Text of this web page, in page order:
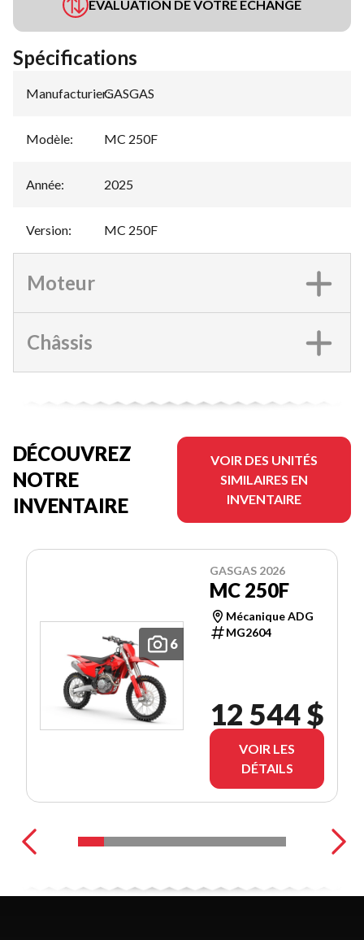
ÉVALUATION DE VOTRE ÉCHANGE
Spécifications
Manufacturier:
GASGAS
Modèle: MC 250F
Année: 2025
Version: MC 250F
Moteur
Châssis
DÉCOUVREZ
NOTRE
INVENTAIRE
VOIR DES UNITÉS
SIMILAIRES EN
INVENTAIRE
6
GASGAS 2026
MC 250F
Mécanique ADG
MG2604
12 544 $
VOIR LES
DÉTAILS